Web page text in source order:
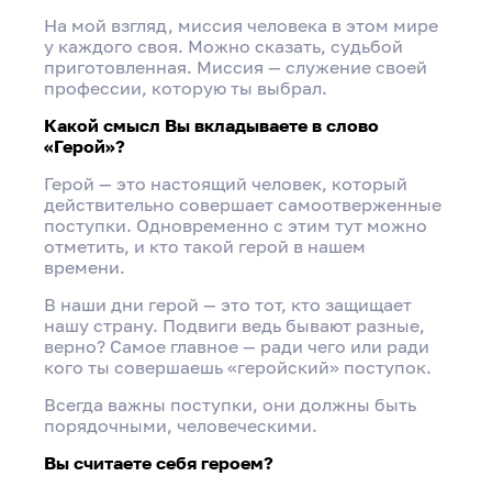
На мой взгляд, миссия человека в этом мире
у каждого своя. Можно сказать, судьбой
приготовленная. Миссия — служение своей
профессии, которую ты выбрал.
Какой смысл Вы вкладываете в слово
«Герой»?
Герой — это настоящий человек, который
действительно совершает самоотверженные
поступки. Одновременно с этим тут можно
отметить, и кто такой герой в нашем
времени.
В наши дни герой — это тот, кто защищает
нашу страну. Подвиги ведь бывают разные,
верно? Самое главное — ради чего или ради
кого ты совершаешь «геройский» поступок.
Всегда важны поступки, они должны быть
порядочными, человеческими.
Вы считаете себя героем?